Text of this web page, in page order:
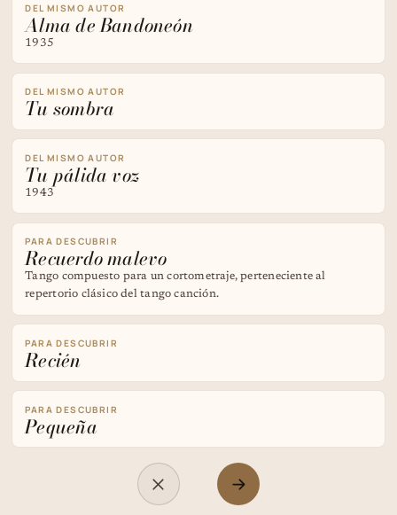
DEL MISMO AUTOR
Alma de Bandoneón
1935
DEL MISMO AUTOR
Tu sombra
DEL MISMO AUTOR
Tu pálida voz
1943
PARA DESCUBRIR
Recuerdo malevo
Tango compuesto para un cortometraje, perteneciente al
repertorio clásico del tango canción.
PARA DESCUBRIR
Recién
PARA DESCUBRIR
Pequeña